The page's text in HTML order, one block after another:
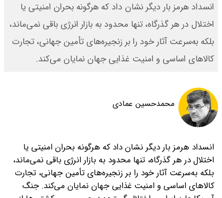
انسداد هرمز بار دیگر نشان داد که هرگونه بحران امنیتی یا
اختلال در هر گذرگاه، تنها محدود به بازار انرژی باقی نمی‌ماند،
بلکه به‌سرعت آثار خود را بر زنجیره‌های تأمین جهانی، تجارت
کالاهای اساسی و امنیت غذایی جهان نمایان می‌کند.
محمد‌حسین عمادی
انسداد هرمز بار دیگر نشان داد که هرگونه بحران امنیتی یا
اختلال در هر گذرگاه، تنها محدود به بازار انرژی باقی نمی‌ماند،
بلکه به‌سرعت آثار خود را بر زنجیره‌های تأمین جهانی، تجارت
کالاهای اساسی و امنیت غذایی جهان نمایان می‌کند. جنگ